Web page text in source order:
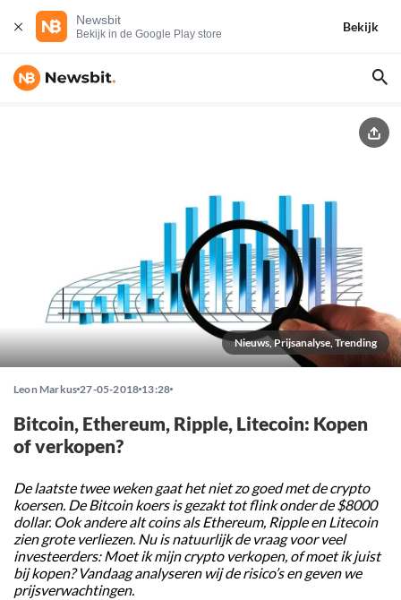
Newsbit
Bekijk in de Google Play store
Bekijk
Nieuws, Prijsanalyse, Trending
Leon Markus 27-05-2018 13:28
Bitcoin, Ethereum, Ripple, Litecoin: Kopen
of verkopen?
De laatste twee weken gaat het niet zo goed met de crypto
koersen. De Bitcoin koers is gezakt tot flink onder de $8000
dollar. Ook andere alt coins als Ethereum, Ripple en Litecoin
zien grote verliezen. Nu is natuurlijk de vraag voor veel
investeerders: Moet ik mijn crypto verkopen, of moet ik juist
bij kopen? Vandaag analyseren wij de risico’s en geven we
prijsverwachtingen.